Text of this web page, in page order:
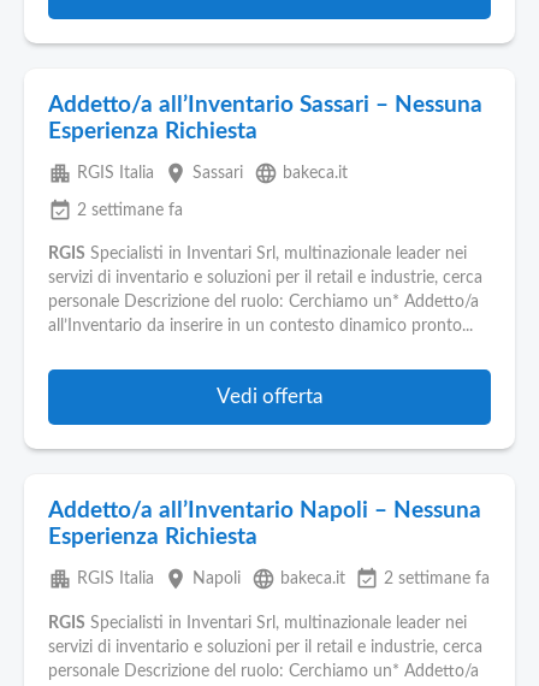
Addetto/a all’Inventario Sassari – Nessuna
Esperienza Richiesta
apartment RGIS Italia place Sassari language bakeca.it
event_available 2 settimane fa
RGIS Specialisti in Inventari Srl, multinazionale leader nei
servizi di inventario e soluzioni per il retail e industrie, cerca
personale Descrizione del ruolo: Cerchiamo un* Addetto/a
all’Inventario da inserire in un contesto dinamico pronto...
Vedi offerta
Addetto/a all’Inventario Napoli – Nessuna
Esperienza Richiesta
apartment RGIS Italia place Napoli language bakeca.it event_available 2 settimane fa
RGIS Specialisti in Inventari Srl, multinazionale leader nei
servizi di inventario e soluzioni per il retail e industrie, cerca
personale Descrizione del ruolo: Cerchiamo un* Addetto/a